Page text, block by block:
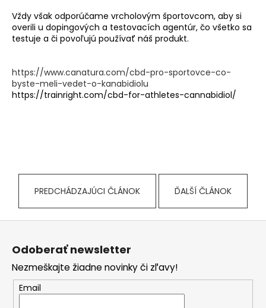
Vždy však odporúčame vrcholovým športovcom, aby si
overili u dopingových a testovacích agentúr, čo všetko sa
testuje a či povoľujú používať náš produkt.
https://www.canatura.com/cbd-pro-sportovce-co-
byste-meli-vedet-o-kanabidiolu
https://trainright.com/cbd-for-athletes-cannabidiol/
PREDCHÁDZAJÚCI ČLÁNOK ĎALŠÍ ČLÁNOK
Z
Odoberať newsletter
Nezmeškajte žiadne novinky či zľavy!
Email